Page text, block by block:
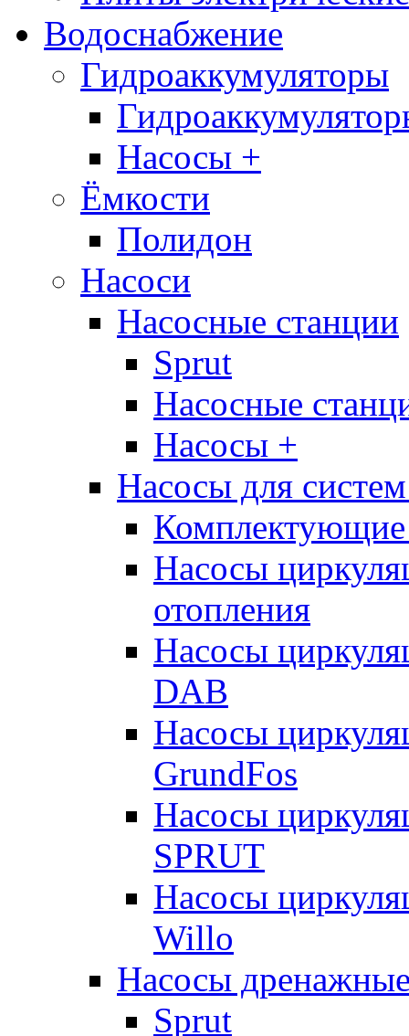
Водоснабжение
Гидроаккумуляторы
Насосы +
Ёмкости
Полидон
Насоси
Насосные станции
Sprut
Насосные
Насосы +
Насосы для
Комплектующие
Насосы
отопления
Насосы
DAB
Насосы
GrundFos
Насосы
SPRUT
Насосы
Willo
Насосы
Sprut